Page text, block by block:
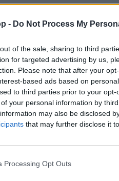
- Do Not Process My
of the sale, sharing to third
for targeted advertising by us,
Please note that after your
based ads based on
to third parties prior to your
your personal information by
may also be disclosed
that may further disclose it
Processing Opt Outs